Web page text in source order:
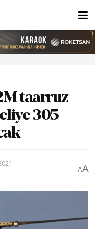
taarruz
305
AA